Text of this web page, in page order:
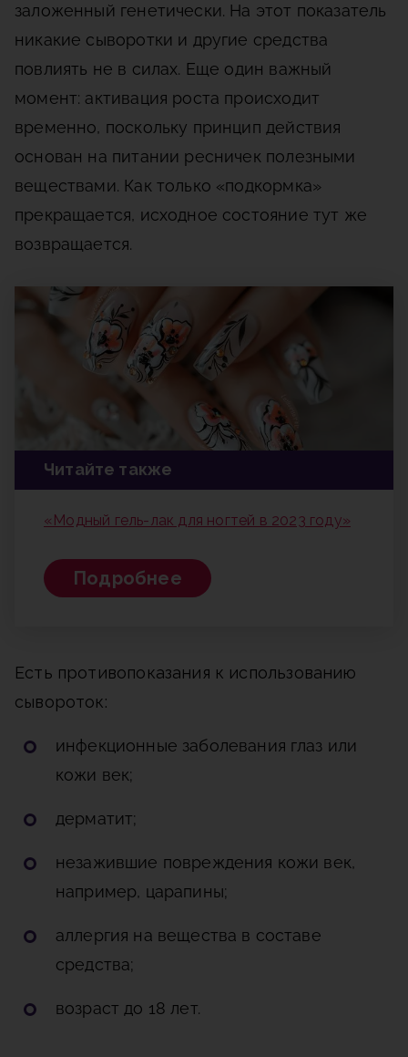
заложенный генетически. На этот показатель
никакие сыворотки и другие средства
повлиять не в силах. Еще один важный
момент: активация роста происходит
временно, поскольку принцип действия
основан на питании ресничек полезными
веществами. Как только «подкормка»
прекращается, исходное состояние тут же
возвращается.
Читайте также
«Модный гель-лак для ногтей в 2023 году»
Подробнее
Есть противопоказания к использованию
сывороток:
инфекционные заболевания глаз или
кожи век;
дерматит;
незажившие повреждения кожи век,
например, царапины;
аллергия на вещества в составе
средства;
возраст до 18 лет.